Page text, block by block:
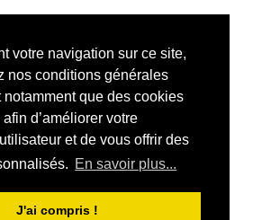
votre navigation sur ce site,
nos conditions générales
notamment que des cookies
d’améliorer votre
et de vous offrir des
En savoir plus...
J'ai compris !